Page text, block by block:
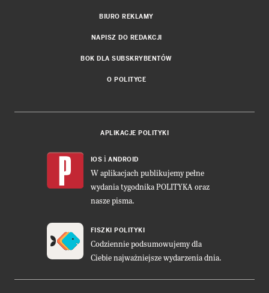
BIURO REKLAMY
NAPISZ DO REDAKCJI
BOK DLA SUBSKRYBENTÓW
O POLITYCE
APLIKACJE POLITYKI
IOS i ANDROID
W aplikacjach publikujemy pełne
wydania tygodnika POLITYKA oraz
nasze pisma.
FISZKI POLITYKI
Codziennie podsumowujemy dla
Ciebie najważniejsze wydarzenia dnia.